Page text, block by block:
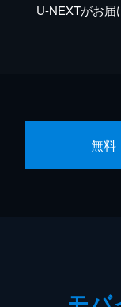
U-NEXTがお届
無料